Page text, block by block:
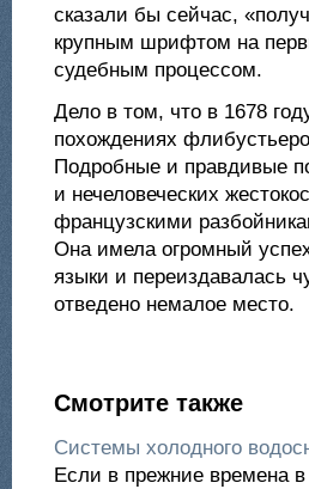
сказали бы сейчас,
крупным шрифтом на
судебным процессом.
Дело в том, что в 1678
похождениях
Подробные и правдивые
и нечеловеческих
французскими
Она имела огромный
языки и переиздавалась
отведено немалое место.
Смотрите также
Системы холодного
Если в прежние времена